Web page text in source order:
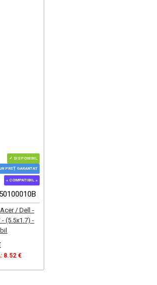
✓ DISPONIBIL
PREȚ GARANTAT
« COMPATIBIL »
50100010B
/ Dell -
(5.5x1.7) -
8.52 €